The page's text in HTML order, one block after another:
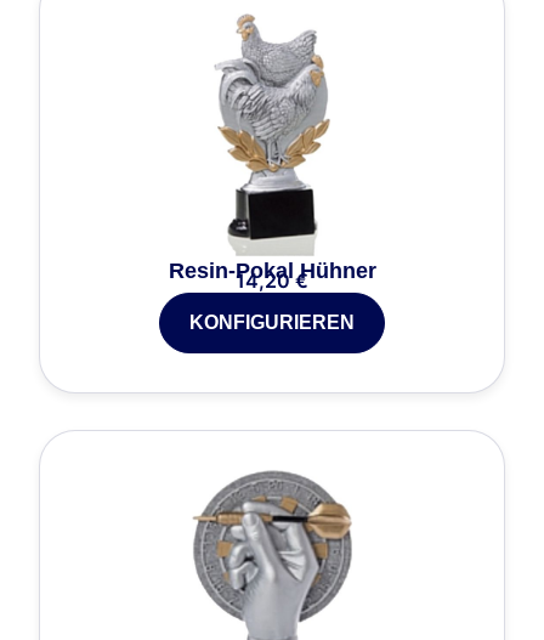
Resin-Pokal Hühner
14,20€
KONFIGURIEREN